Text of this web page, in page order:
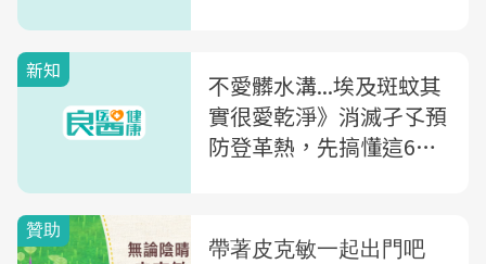
新知
不愛髒水溝...埃及斑蚊其
實很愛乾淨》消滅孑孓預
防登革熱，先搞懂這6件